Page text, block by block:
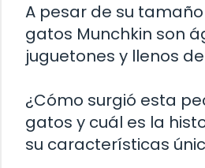
A pesar de su
gatos Munchkin son
juguetones y llenos
¿Cómo surgió esta
gatos y cuál es la
su características